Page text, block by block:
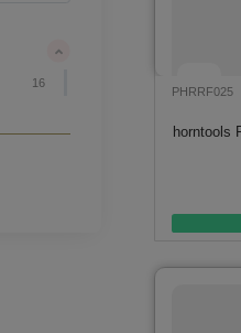
16
PHRRF025
horntools